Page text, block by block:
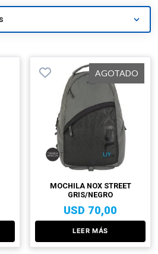
AGOTADO
MOCHILA NOX STREET
GRIS/NEGRO
USD 70,00
LEER MÁS